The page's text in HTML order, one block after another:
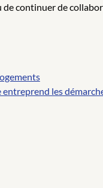
continuer de
les